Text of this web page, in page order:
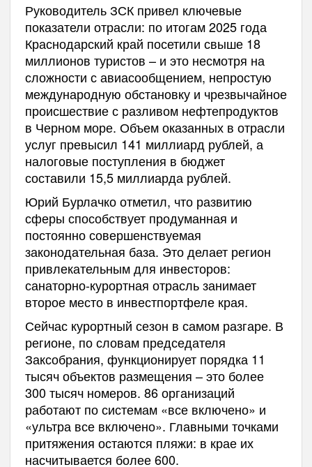
Руководитель ЗСК привел ключевые
показатели отрасли: по итогам 2025 года
Краснодарский край посетили свыше 18
миллионов туристов – и это несмотря на
сложности с авиасообщением, непростую
международную обстановку и чрезвычайное
происшествие с разливом нефтепродуктов
в Черном море. Объем оказанных в отрасли
услуг превысил 141 миллиард рублей, а
налоговые поступления в бюджет
составили 15,5 миллиарда рублей.
Юрий Бурлачко отметил, что развитию
сферы способствует продуманная и
постоянно совершенствуемая
законодательная база. Это делает регион
привлекательным для инвесторов:
санаторно‑курортная отрасль занимает
второе место в инвестпортфеле края.
Сейчас курортный сезон в самом разгаре. В
регионе, по словам председателя
Заксобрания, функционирует порядка 11
тысяч объектов размещения – это более
300 тысяч номеров. 86 организаций
работают по системам «все включено» и
«ультра все включено». Главными точками
притяжения остаются пляжи: в крае их
насчитывается более 600.